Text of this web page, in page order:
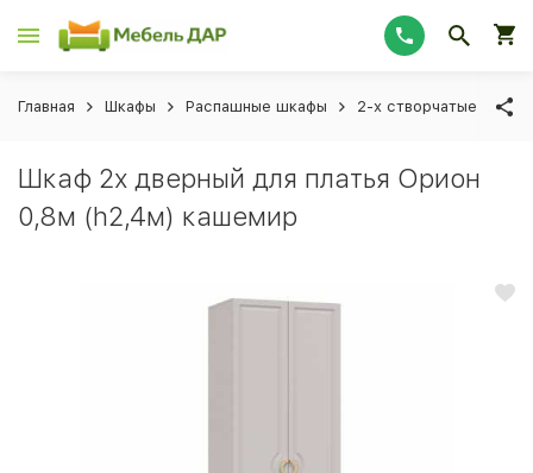
Главная Шкафы Распашные шкафы 2-х створчатые
Шкаф 2х дверный для платья Орион
0,8м (h2,4м) кашемир